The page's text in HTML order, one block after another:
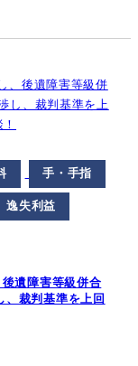
手・手指
逸失利益
遺障害等級併合
、裁判基準を上回